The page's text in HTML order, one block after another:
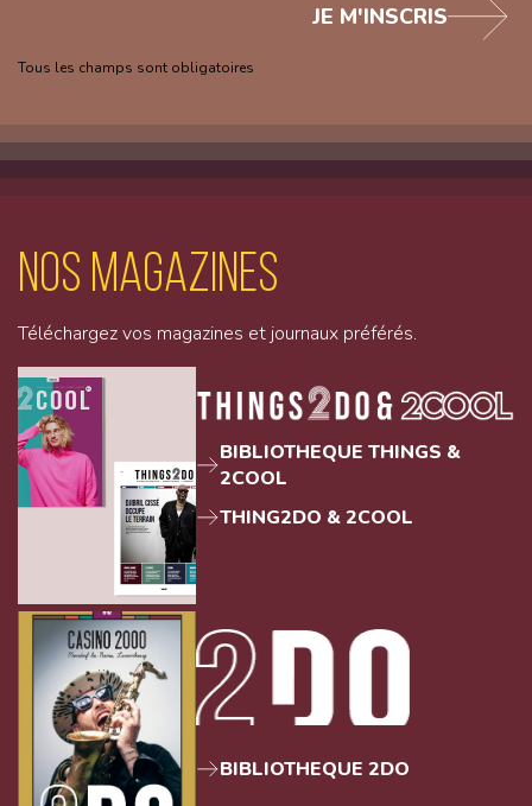
Tous les champs sont obligatoires
JE M'INSCRIS
Nos magazines
Téléchargez vos magazines et journaux préférés.
BIBLIOTHEQUE THINGS &
2COOL
THING2DO & 2COOL
BIBLIOTHEQUE 2DO